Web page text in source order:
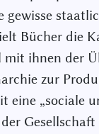
gewisse
Bücher die
mit ihnen der
zur
eine „sociale